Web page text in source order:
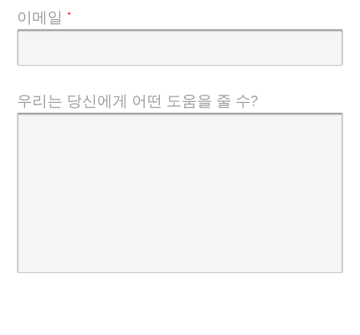
이메일 *
우리는 당신에게 어떤 도움을 줄 수?